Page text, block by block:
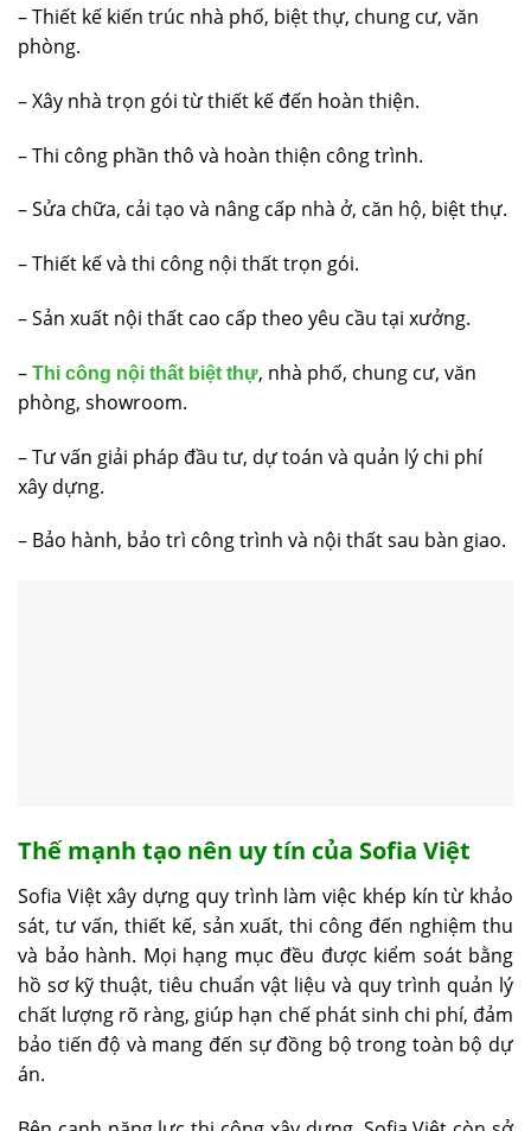
– Thiết kế kiến trúc nhà phố, biệt thự, chung cư, văn
phòng.
– Xây nhà trọn gói từ thiết kế đến hoàn thiện.
– Thi công phần thô và hoàn thiện công trình.
– Sửa chữa, cải tạo và nâng cấp nhà ở, căn hộ, biệt thự.
– Thiết kế và thi công nội thất trọn gói.
– Sản xuất nội thất cao cấp theo yêu cầu tại xưởng.
– Thi công nội thất biệt thự, nhà phố, chung cư, văn
phòng, showroom.
– Tư vấn giải pháp đầu tư, dự toán và quản lý chi phí
xây dựng.
– Bảo hành, bảo trì công trình và nội thất sau bàn giao.
Thế mạnh tạo nên uy tín của Sofia Việt
Sofia Việt xây dựng quy trình làm việc khép kín từ khảo
sát, tư vấn, thiết kế, sản xuất, thi công đến nghiệm thu
và bảo hành. Mọi hạng mục đều được kiểm soát bằng
hồ sơ kỹ thuật, tiêu chuẩn vật liệu và quy trình quản lý
chất lượng rõ ràng, giúp hạn chế phát sinh chi phí, đảm
bảo tiến độ và mang đến sự đồng bộ trong toàn bộ dự
án.